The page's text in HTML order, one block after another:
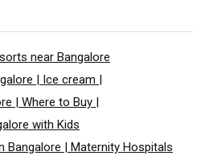
near Bangalore
| Ice cream |
| Where to Buy |
with Kids
Bangalore | Maternity Hospitals